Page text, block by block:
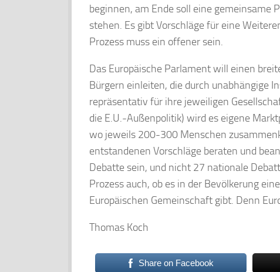
beginnen, am Ende soll eine gemeinsame
stehen. Es gibt Vorschläge für eine
Prozess muss ein offener sein.
Das Europäische Parlament will einen
Bürgern einleiten, die durch unabhängige
repräsentativ für ihre jeweiligen
die E.U.-Außenpolitik) wird es eigene
wo jeweils 200-300 Menschen
entstandenen Vorschläge beraten und
Debatte sein, und nicht 27 nationale
Prozess auch, ob es in der Bevölkerung
Europäischen Gemeinschaft gibt. Denn
Thomas Koch
Share on Facebook